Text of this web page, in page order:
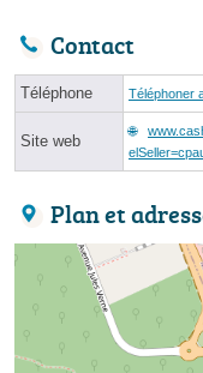
Contact
Téléphone Téléphoner
Site web
Plan et